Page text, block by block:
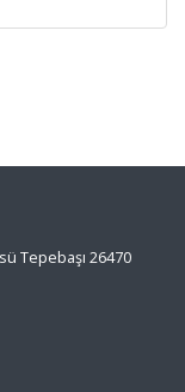
Tepebaşı 26470